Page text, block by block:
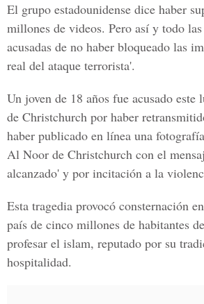
El grupo estadounidense dice haber
millones de videos. Pero así y todo
acusadas de no haber bloqueado las
real del ataque terrorista'.
Un joven de 18 años fue acusado este
de Christchurch por haber
haber publicado en línea una
Al Noor de Christchurch con el
alcanzado' y por incitación a la
Esta tragedia provocó consternación en
país de cinco millones de habitantes
profesar el islam, reputado por su
hospitalidad.